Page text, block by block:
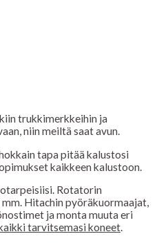
trukkimerkkeihin ja
niin meiltä saat avun.
tapa pitää kalustosi
kaikkeen kalustoon.
Rotatorin
Hitachin pyöräkuormaajat,
ja monta muuta eri
tarvitsemasi koneet.